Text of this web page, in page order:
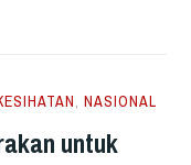
,NASIONAL
untuk